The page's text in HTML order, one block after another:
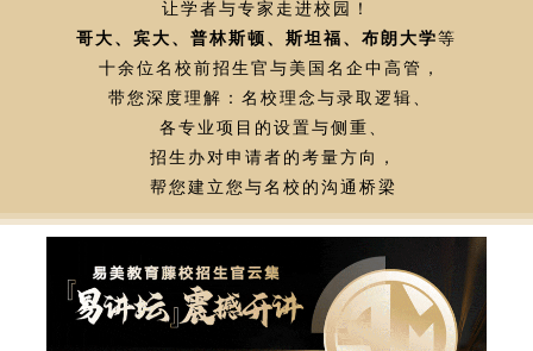
让学者与专家走进校园！
哥大、宾大、普林斯顿、斯坦福、布朗大学等
十余位名校前招生官与美国名企中高管，
带您深度理解：名校理念与录取逻辑、
各专业项目的设置与侧重、
招生办对申请者的考量方向，
帮您建立您与名校的沟通桥梁